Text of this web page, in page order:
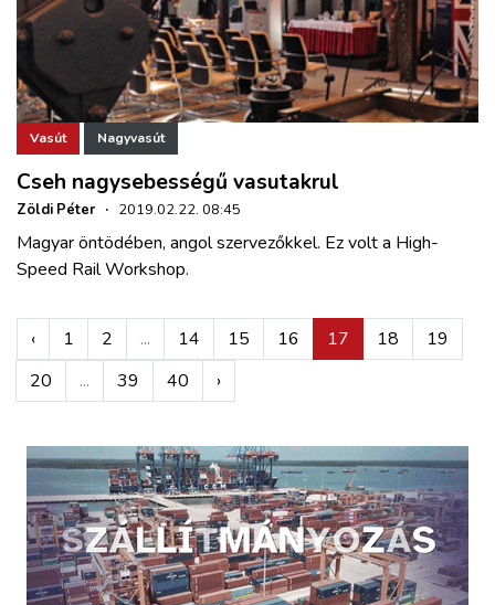
Vasút Nagyvasút
Cseh nagysebességű vasutakrul
Zöldi Péter · 2019.02.22. 08:45
Magyar öntödében, angol szervezőkkel. Ez volt a High-
Speed Rail Workshop.
‹ 1 2 ... 14 15 16 17 18
19
20
... 39 40 ›